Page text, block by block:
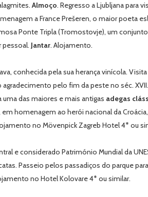
Almoço. Regresso a Ljubljana para
a France Prešeren, o maior poeta
Ponte Tripla (Tromostovje), um
pessoal. Jantar. Alojamento.
conhecida pela sua herança vinícola. Visita
pelo fim da peste no séc.
das maiores e mais antigas adegas
homenagem ao herói nacional da
no Mövenpick Zagreb Hotel 4* ou
e considerado Património Mundial da
Passeio pelos passadiços do parque
no Hotel Kolovare 4* ou similar.